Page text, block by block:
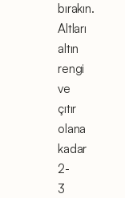
bırakın.
Altları
altın
rengi
ve
çıtır
olana
kadar
2-
3